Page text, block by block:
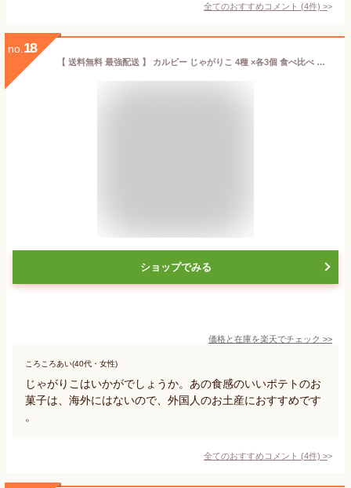
全てのおすすめコメント (4件) >
no. 18
【 送料無料 最強配送 】 カルビー じゃがりこ 4種 ×各3個 食べ比べ 詰め合わせ アソート セット まとめ買い【 サラダ チーズ じゃがバター 九州しょうゆ 】
ショップでみる
価格と在庫を楽天でチェック >>
ころころあい(40代・女性)
じゃがりこはいかがでしょうか。あの食感のいいポテトのお
菓子は、海外にはないので、外国人のお土産におすすめです
。
全てのおすすめコメント (4件) >